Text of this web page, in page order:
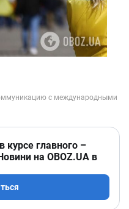
курсе главного –
на OBOZ.UA в